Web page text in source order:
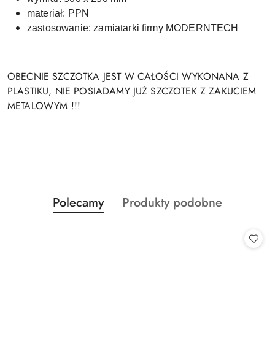
materiał: PPN
zastosowanie: zamiatarki firmy MODERNTECH
OBECNIE SZCZOTKA JEST W CAŁOŚCI WYKONANA Z
PLASTIKU, NIE POSIADAMY JUŻ SZCZOTEK Z ZAKUCIEM
METALOWYM !!!
Pomiń karuzelę produktów
Produkty
o
Polecamy
Produkty
Produkty podobne